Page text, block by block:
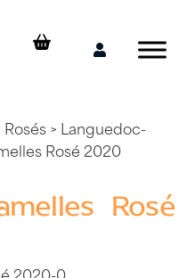
Mon
Rosés> Languedoc-
Rosé 2020
Rosé